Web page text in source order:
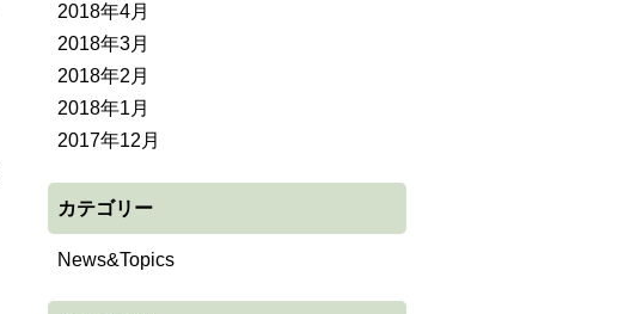
2018年4月
2018年3月
2018年2月
2018年1月
2017年12月
カテゴリー
News&Topics